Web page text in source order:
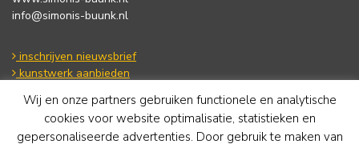
info@simonis-buunk.nl
inschrijven nieuwsbrief
kunstwerk aanbieden
Algemene voorwaarden
Privacy statement
Wij en onze partners gebruiken functionele en analytische
cookies voor website optimalisatie, statistieken en
gepersonaliseerde advertenties. Door gebruik te maken van